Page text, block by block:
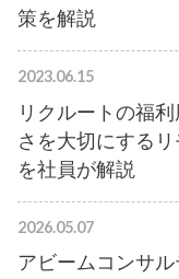
策を解説
2023.06.15
リクルートの福
さを大切にする
を社員が解説
2026.05.07
アビームコンサ